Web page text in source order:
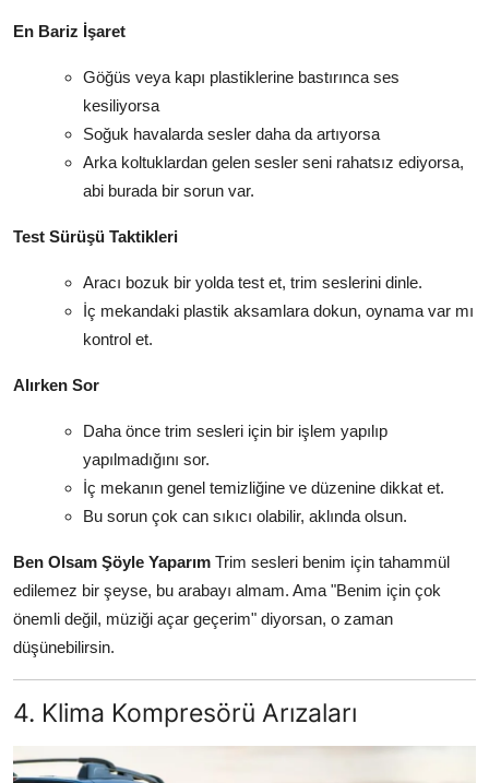
En Bariz İşaret
Göğüs veya kapı plastiklerine bastırınca ses
kesiliyorsa
Soğuk havalarda sesler daha da artıyorsa
Arka koltuklardan gelen sesler seni rahatsız ediyorsa,
abi burada bir sorun var.
Test Sürüşü Taktikleri
Aracı bozuk bir yolda test et, trim seslerini dinle.
İç mekandaki plastik aksamlara dokun, oynama var mı
kontrol et.
Alırken Sor
Daha önce trim sesleri için bir işlem yapılıp
yapılmadığını sor.
İç mekanın genel temizliğine ve düzenine dikkat et.
Bu sorun çok can sıkıcı olabilir, aklında olsun.
Ben Olsam Şöyle Yaparım Trim sesleri benim için tahammül
edilemez bir şeyse, bu arabayı almam. Ama "Benim için çok
önemli değil, müziği açar geçerim" diyorsan, o zaman
düşünebilirsin.
4. Klima Kompresörü Arızaları